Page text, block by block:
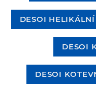
DESOI
DESOI
DESOI